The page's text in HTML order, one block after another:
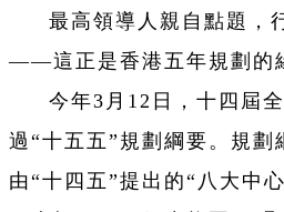
最高領導人親自點題，
——這正是香港五年規劃的
今年3月12日，十四屆
過“十五五”規劃綱要。規劃
由“十四五”提出的“八大中